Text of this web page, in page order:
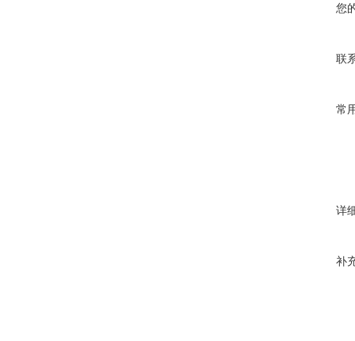
您
联
常
详
补